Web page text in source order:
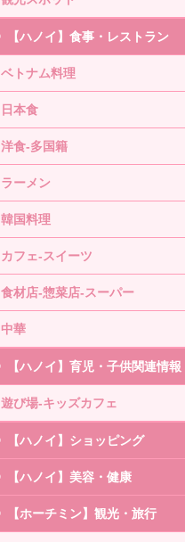
【ハノイ】食事・レストラン
ベトナム料理
日本食
洋食-多国籍
ラーメン
韓国料理
カフェ-スイーツ
食材店-惣菜店-スーパー
中華
【ハノイ】育児・子供関連情報
遊び場-キッズカフェ
【ハノイ】ショッピング
【ハノイ】美容・健康
【ホーチミン】観光・旅行